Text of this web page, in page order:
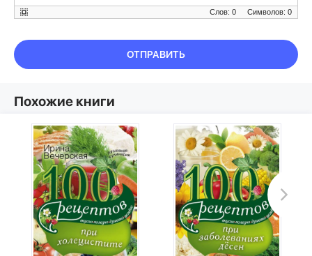
Символов: 0
Слов: 0
ОТПРАВИТЬ
Похожие книги